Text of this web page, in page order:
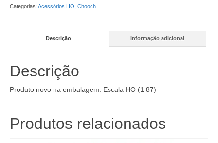
Categorias: Acessórios HO Chooch
Descrição Informação adicional
Descrição
Produto novo na embalagem. Escala HO (1:87)
Produtos relacionados